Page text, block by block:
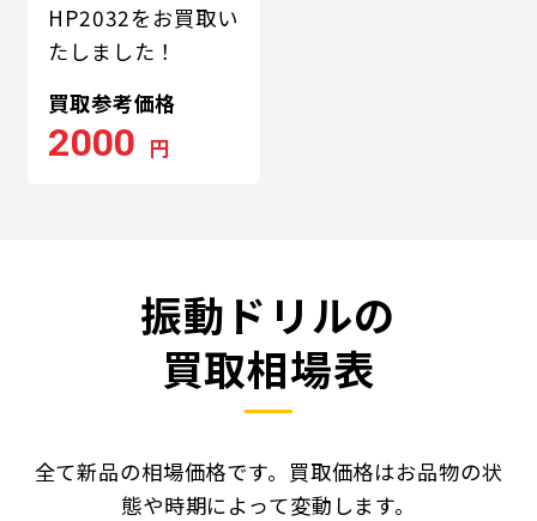
HP2032をお買取い
たしました！
買取参考価格
2000 円
振動ドリルの
買取相場表
全て新品の相場価格です。買取価格はお品物の状
態や時期によって変動します。